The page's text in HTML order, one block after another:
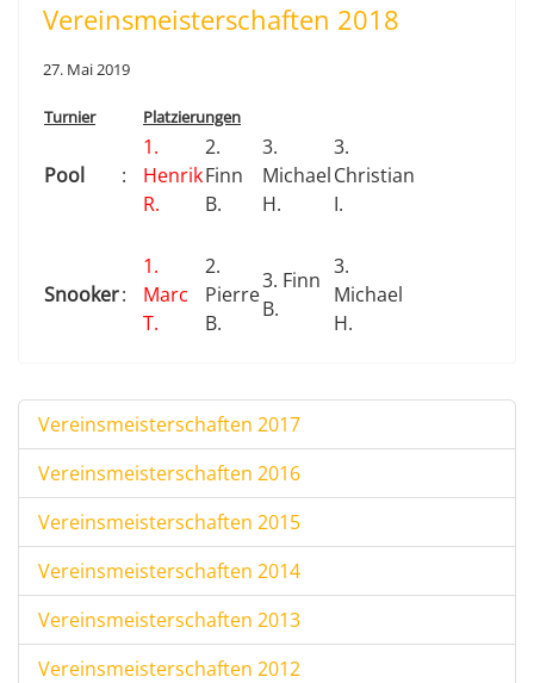
Vereinsmeisterschaften 2018
27. Mai 2019
Turnier Platzierungen
Pool :
1.
Henrik
R.
2.
Finn
B.
3.
Michael
H.
3.
Christian
I.
Snooker:
1.
Marc
T.
2.
Pierre
B.
3. Finn
B.
3.
Michael
H.
Vereinsmeisterschaften 2017
Vereinsmeisterschaften 2016
Vereinsmeisterschaften 2015
Vereinsmeisterschaften 2014
Vereinsmeisterschaften 2013
Vereinsmeisterschaften 2012